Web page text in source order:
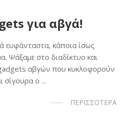
για αβγά!
ευφάνταστα, κάποια ίσως
Ψάξαμε στο διαδίκτυο και
αβγών που κυκλοφορούν
σίγουρα ο ...
ΠΕΡΙΣΣΟΤΕΡΑ